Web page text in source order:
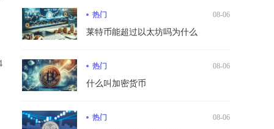
热门 08-06
莱特币能超过以太坊吗为什么
热门 08-06
什么叫加密货币
热门 08-06